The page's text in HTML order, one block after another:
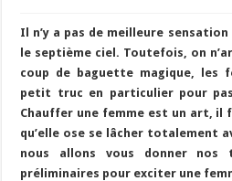
Il n’y a pas de meilleure
le septième ciel. Toutefois, on
coup de baguette magique, les
petit truc en particulier pour
Chauffer une femme est un art,
qu’elle ose se lâcher totalement
nous allons vous donner nos
préliminaires pour exciter une